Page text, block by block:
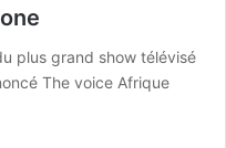
plus grand show télévisé
The voice Afrique